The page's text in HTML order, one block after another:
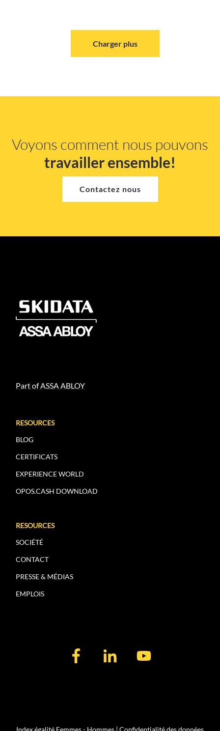
Charger plus
Voyons comment nous pouvons
travailler ensemble!
Contactez nous
Part of ASSA ABLOY
RESOURCES
BLOG
CERTIFICATS
EXPERIENCE WORLD
OPOS.CASH DOWNLOAD
RESOURCES
SOCIÉTÉ
CONTACT
PRESSE & MÉDIAS
EMPLOIS